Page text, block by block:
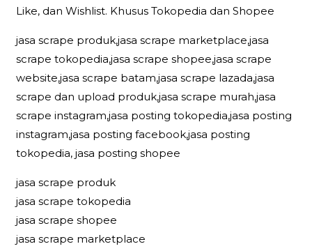
Like, dan Wishlist. Khusus Tokopedia dan Shopee
jasa scrape produk,jasa scrape marketplace,jasa
scrape tokopedia,jasa scrape shopee,jasa scrape
website,jasa scrape batam,jasa scrape lazada,jasa
scrape dan upload produk,jasa scrape murah,jasa
scrape instagram,jasa posting tokopedia,jasa posting
instagram,jasa posting facebook,jasa posting
tokopedia, jasa posting shopee
jasa scrape produk
jasa scrape tokopedia
jasa scrape shopee
jasa scrape marketplace